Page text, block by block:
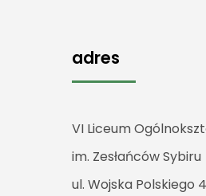
adres
VI Liceum
im. Zesłańców Sybiru
ul. Wojska Polskiego